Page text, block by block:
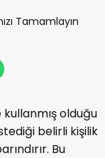
kullanmış olduğu
belirli kişilik
Bu